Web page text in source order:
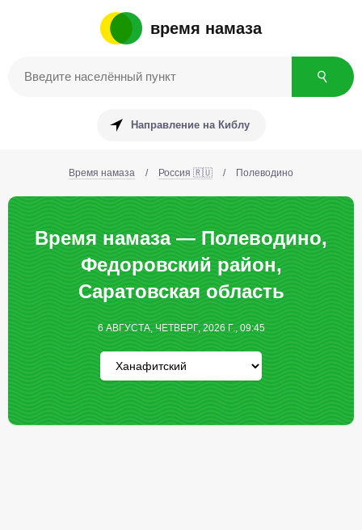
время намаза
Направление на Киблу
Время намаза / Россия 🇷🇺 / Полеводино
Время намаза — Полеводино,
Федоровский район,
Саратовская область
6 АВГУСТА, ЧЕТВЕРГ, 2026 Г., 09:45